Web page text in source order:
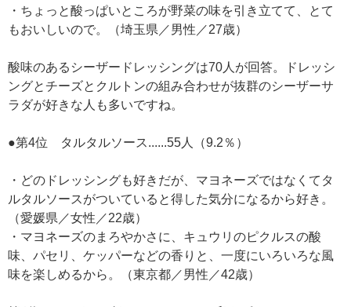
・ちょっと酸っぱいところが野菜の味を引き立てて、とて
もおいしいので。（埼玉県／男性／27歳）
酸味のあるシーザードレッシングは70人が回答。ドレッシ
ングとチーズとクルトンの組み合わせが抜群のシーザーサ
ラダが好きな人も多いですね。
●第4位 タルタルソース......55人（9.2％）
・どのドレッシングも好きだが、マヨネーズではなくてタ
ルタルソースがついていると得した気分になるから好き。
（愛媛県／女性／22歳）
・マヨネーズのまろやかさに、キュウリのピクルスの酸
味、パセリ、ケッパーなどの香りと、一度にいろいろな風
味を楽しめるから。（東京都／男性／42歳）